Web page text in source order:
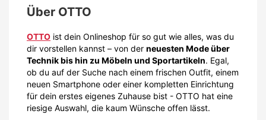
Über OTTO
OTTO ist dein Onlineshop für so gut wie alles, was du
dir vorstellen kannst – von der neuesten Mode über
Technik bis hin zu Möbeln und Sportartikeln. Egal,
ob du auf der Suche nach einem frischen Outfit, einem
neuen Smartphone oder einer kompletten Einrichtung
für dein erstes eigenes Zuhause bist - OTTO hat eine
riesige Auswahl, die kaum Wünsche offen lässt.